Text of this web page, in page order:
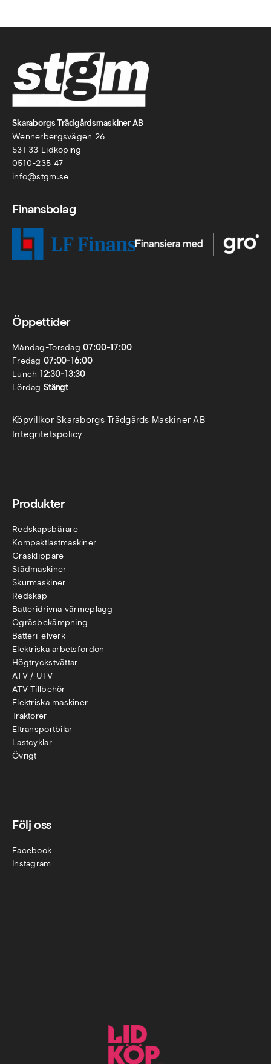
Skaraborgs Trädgårdsmaskiner AB
Wennerbergsvägen 26
531 33 Lidköping
0510-235 47
info@stgm.se
Finansbolag
Öppettider
Måndag-Torsdag07:00-17:00
Fredag 07:00-16:00
Lunch 12:30-13:30
Lördag Stängt
Köpvillkor Skaraborgs Trädgårds Maskiner AB
Integritetspolicy
Produkter
Redskapsbärare
Kompaktlastmaskiner
Gräsklippare
Städmaskiner
Skurmaskiner
Redskap
Batteridrivna värmeplagg
Ogräsbekämpning
Batteri-elverk
Elektriska arbetsfordon
Högtryckstvättar
ATV / UTV
ATV Tillbehör
Elektriska maskiner
Traktorer
Eltransportbilar
Lastcyklar
Övrigt
Följ oss
Facebook
Instagram